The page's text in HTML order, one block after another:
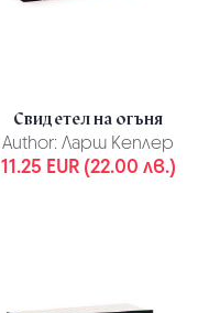
Свидетел на огъня
Author: Ларш Кеплер
11.25 EUR (22.00 лв.)